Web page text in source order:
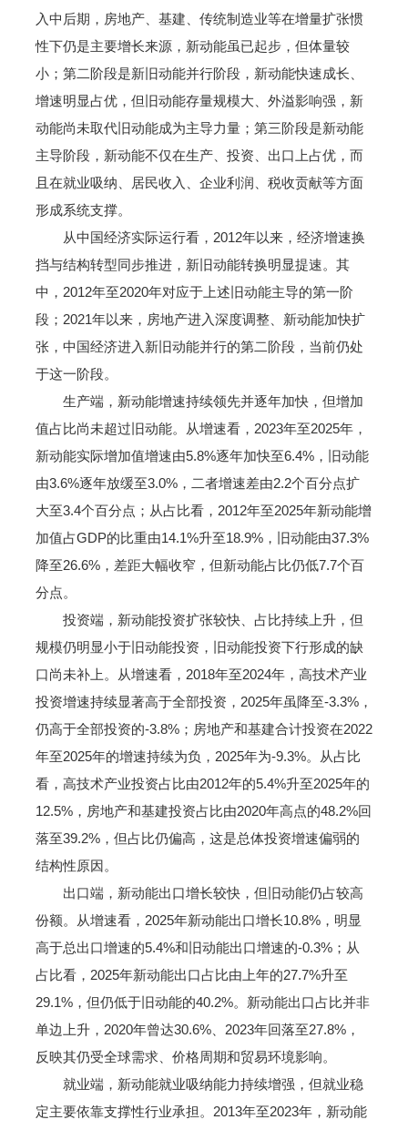
入中后期，房地产、基建、传统制造业等在增量扩张惯
性下仍是主要增长来源，新动能虽已起步，但体量较
小；第二阶段是新旧动能并行阶段，新动能快速成长、
增速明显占优，但旧动能存量规模大、外溢影响强，新
动能尚未取代旧动能成为主导力量；第三阶段是新动能
主导阶段，新动能不仅在生产、投资、出口上占优，而
且在就业吸纳、居民收入、企业利润、税收贡献等方面
形成系统支撑。
从中国经济实际运行看，2012年以来，经济增速换
挡与结构转型同步推进，新旧动能转换明显提速。其
中，2012年至2020年对应于上述旧动能主导的第一阶
段；2021年以来，房地产进入深度调整、新动能加快扩
张，中国经济进入新旧动能并行的第二阶段，当前仍处
于这一阶段。
生产端，新动能增速持续领先并逐年加快，但增加
值占比尚未超过旧动能。从增速看，2023年至2025年，
新动能实际增加值增速由5.8%逐年加快至6.4%，旧动能
由3.6%逐年放缓至3.0%，二者增速差由2.2个百分点扩
大至3.4个百分点；从占比看，2012年至2025年新动能增
加值占GDP的比重由14.1%升至18.9%，旧动能由37.3%
降至26.6%，差距大幅收窄，但新动能占比仍低7.7个百
分点。
投资端，新动能投资扩张较快、占比持续上升，但
规模仍明显小于旧动能投资，旧动能投资下行形成的缺
口尚未补上。从增速看，2018年至2024年，高技术产业
投资增速持续显著高于全部投资，2025年虽降至-3.3%，
仍高于全部投资的-3.8%；房地产和基建合计投资在2022
年至2025年的增速持续为负，2025年为-9.3%。从占比
看，高技术产业投资占比由2012年的5.4%升至2025年的
12.5%，房地产和基建投资占比由2020年高点的48.2%回
落至39.2%，但占比仍偏高，这是总体投资增速偏弱的
结构性原因。
出口端，新动能出口增长较快，但旧动能仍占较高
份额。从增速看，2025年新动能出口增长10.8%，明显
高于总出口增速的5.4%和旧动能出口增速的-0.3%；从
占比看，2025年新动能出口占比由上年的27.7%升至
29.1%，但仍低于旧动能的40.2%。新动能出口占比并非
单边上升，2020年曾达30.6%、2023年回落至27.8%，
反映其仍受全球需求、价格周期和贸易环境影响。
就业端，新动能就业吸纳能力持续增强，但就业稳
定主要依靠支撑性行业承担。2013年至2023年，新动能